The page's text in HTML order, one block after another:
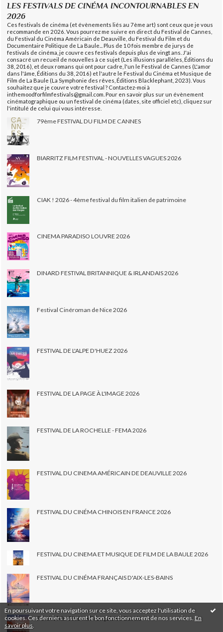
En poursuivant votre navigation sur ce site, vous acceptez l'utilisation de
cookies. Ces derniers assurent le bon fonctionnement de nos services. En
savoir plus
LES FESTIVALS DE CINÉMA INCONTOURNABLES EN
2026
Ces festivals de cinéma (et évènements liés au 7ème art) sont ceux que je vous
recommande en 2026. Vous pourrez me suivre en direct du Festival de Cannes,
du Festival du Cinéma Américain de Deauville, du Festival du Film et du
Documentaire Politique de La Baule... Plus de 10 fois membre de jurys de
festivals de cinéma, je couvre ces festivals depuis plus de vingt ans. J'ai
consacré un recueil de nouvelles à ce sujet (Les illusions parallèles, Éditions du
38, 2016), et deux romans qui ont pour cadre, l'un le Festival de Cannes (L'amor
dans l'âme, Éditions du 38, 2016) et l'autre le Festival du Cinéma et Musique de
Film de La Baule (La Symphonie des rêves, Éditions Blacklephant, 2023). Vous
souhaitez que je couvre votre festival ? Contactez-moi à
inthemoodforfilmfestivals@gmail.com. Pour en savoir plus sur un évènement
cinématographique ou un festival de cinéma (dates, site officiel etc), cliquez sur
l'intitulé de celui qui vous intéresse.
79ème FESTIVAL DU FILM DE CANNES
BIARRITZ FILM FESTIVAL - NOUVELLES VAGUES 2026
CIAK ! 2026 - 4ème festival du film italien de patrimoine
CINEMA PARADISO LOUVRE 2026
DINARD FESTIVAL BRITANNIQUE & IRLANDAIS 2026
Festival Cinéroman de Nice 2026
FESTIVAL DE L'ALPE D'HUEZ 2026
FESTIVAL DE LA PAGE À L'IMAGE 2026
FESTIVAL DE LA ROCHELLE - FEMA 2026
FESTIVAL DU CINEMA AMÉRICAIN DE DEAUVILLE 2026
FESTIVAL DU CINÉMA CHINOIS EN FRANCE 2026
FESTIVAL DU CINEMA ET MUSIQUE DE FILM DE LA BAULE 2026
FESTIVAL DU CINÉMA FRANÇAIS D'AIX-LES-BAINS
Festival du Cinéma Français de Cassis